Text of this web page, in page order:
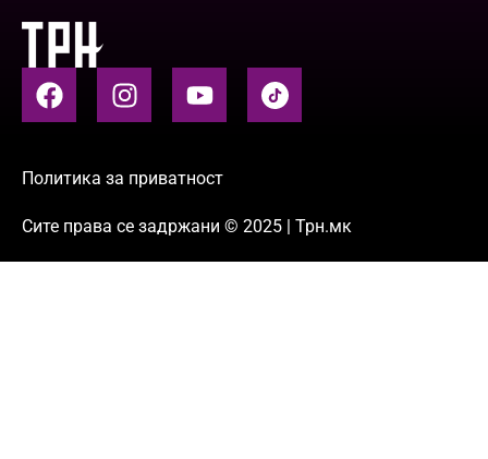
Политика за приватност
Сите права се задржани © 2025 | Трн.мк